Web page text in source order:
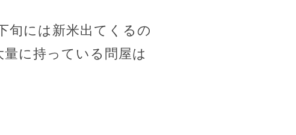
旬には新米出てくるの
に持っている問屋は